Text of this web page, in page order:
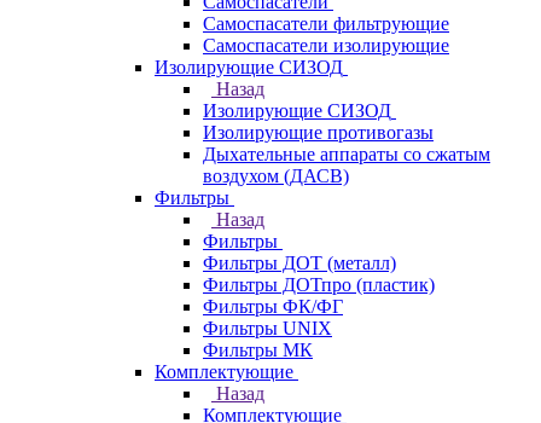
Самоспасатели фильтрующие
Самоспасатели изолирующие
Изолирующие СИЗОД
Назад
Изолирующие СИЗОД
Изолирующие противогазы
Дыхательные аппараты со сжатым
воздухом (ДАСВ)
Фильтры
Назад
Фильтры
Фильтры ДОТ (металл)
Фильтры ДОТпро (пластик)
Фильтры ФК/ФГ
Фильтры UNIX
Фильтры МК
Комплектующие
Назад
Комплектующие